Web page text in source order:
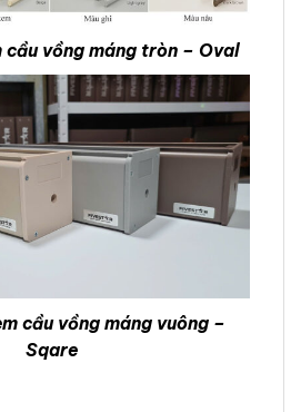
cầu vồng máng tròn – Oval
cầu vồng máng vuông –
Sqare